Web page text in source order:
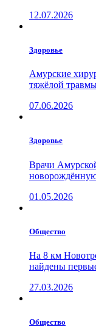
12.07.2026
Здоровье
Амурские
тяжёлой
07.06.2026
Здоровье
Врачи
01.05.2026
Общество
На 8 км
найдены
27.03.2026
Общество